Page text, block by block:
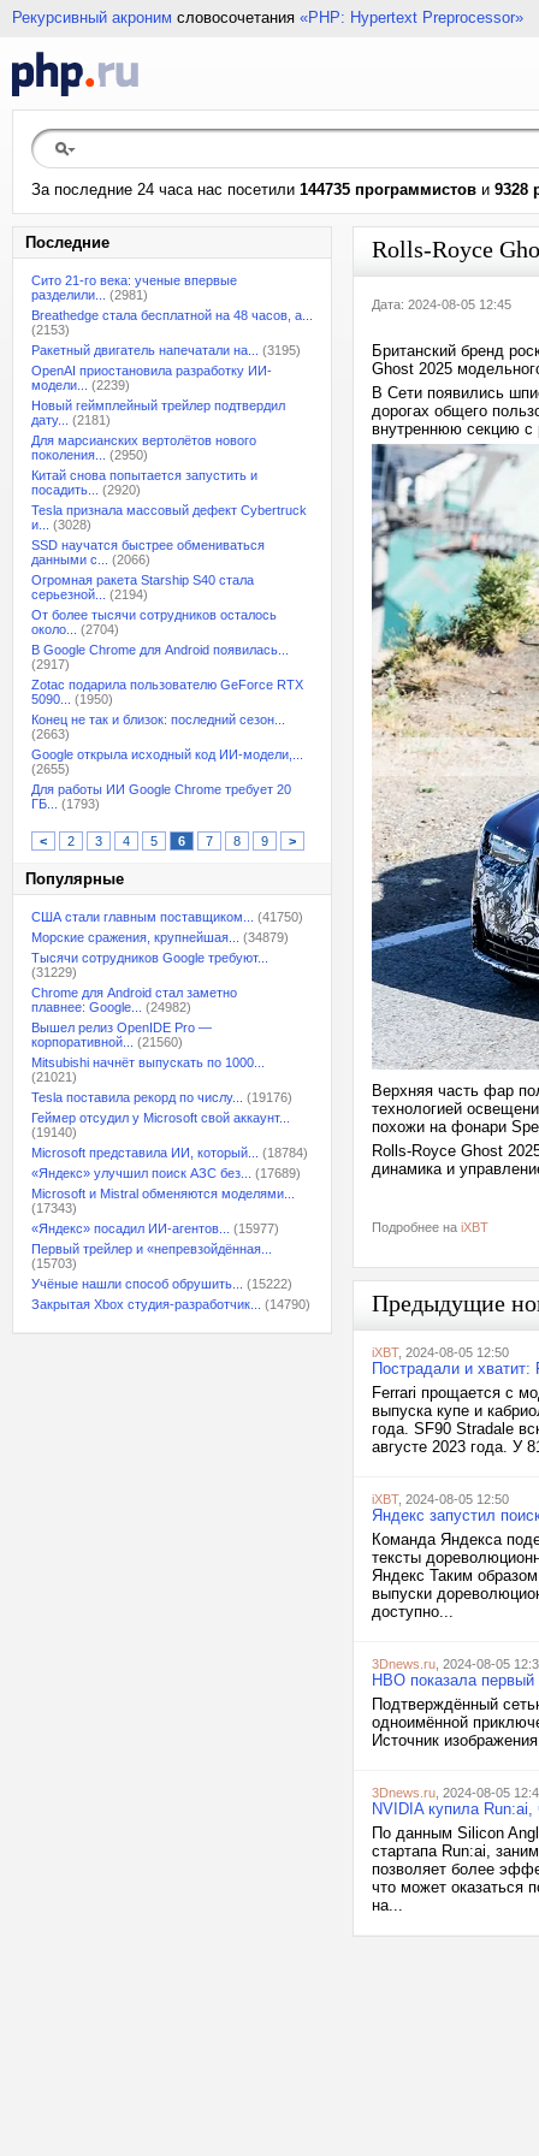
Рекурсивный акроним словосочетания «PHP: Hypertext Preprocessor»
За последние 24 часа нас посетили 144735 программистов и 9328
Последние
Сито 21-го века: ученые впервые
разделили...
(2981)
Breathedge стала бесплатной на 48 часов, а...
(2153)
Ракетный двигатель напечатали на...
(3195)
OpenAI приостановила разработку ИИ-
модели...
(2239)
Новый геймплейный трейлер подтвердил
дату...
(2181)
Для марсианских вертолётов нового
поколения...
(2950)
Китай снова попытается запустить и
посадить...
(2920)
Tesla признала массовый дефект Cybertruck
и...
(3028)
SSD научатся быстрее обмениваться
данными с...
(2066)
Огромная ракета Starship S40 стала
серьезной...
(2194)
От более тысячи сотрудников осталось
около...
(2704)
В Google Chrome для Android появилась...
(2917)
Zotac подарила пользователю GeForce RTX
5090...
(1950)
Конец не так и близок: последний сезон...
(2663)
Google открыла исходный код ИИ-модели,...
(2655)
Для работы ИИ Google Chrome требует 20
ГБ...
(1793)
< 2 3 4 5 6 7 8 9 >
Популярные
США стали главным поставщиком...
(41750)
Морские сражения, крупнейшая...
(34879)
Тысячи сотрудников Google требуют...
(31229)
Chrome для Android стал заметно
плавнее: Google...
(24982)
Вышел релиз OpenIDE Pro —
корпоративной...
(21560)
Mitsubishi начнёт выпускать по 1000...
(21021)
Tesla поставила рекорд по числу...
(19176)
Геймер отсудил у Microsoft свой аккаунт...
(19140)
Microsoft представила ИИ, который...
(18784)
«Яндекс» улучшил поиск АЗС без...
(17689)
Microsoft и Mistral обменяются моделями...
(17343)
«Яндекс» посадил ИИ-агентов...
(15977)
Первый трейлер и «непревзойдённая...
(15703)
Учёные нашли способ обрушить...
(15222)
Закрытая Xbox студия-разработчик...
(14790)
Rolls-Royce
Дата: 2024-08-05 12:45
Британский бренд
Ghost 2025
В Сети появились
дорогах общего
внутреннюю секцию с
Верхняя часть фар
технологией
похожи на фонари
Rolls-Royce Ghost
динамика и
Подробнее на iXBT
Предыдущие
iXBT, 2024-08-05 12:50
Пострадали и
Ferrari прощается с
выпуска купе и
года. SF90 Stradale
августе 2023 года. У
iXBT, 2024-08-05 12:50
Яндекс запустил
Команда Яндекса
тексты
Яндекс Таким
выпуски
доступно...
3Dnews.ru , 2024-08-05
HBO показала
Подтверждённый
одноимённой
Источник
3Dnews.ru , 2024-08-05
NVIDIA купила
По данным Silicon
стартапа Run:ai,
позволяет более
что может оказаться
на...